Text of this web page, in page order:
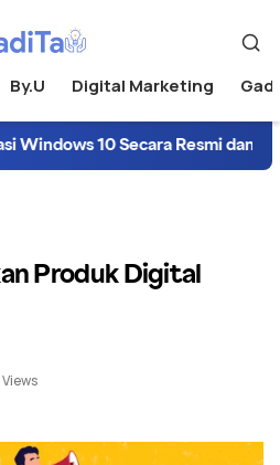
By.U Digital Marketing
10 Secara Resmi dan Legal
Produk Digital
Views